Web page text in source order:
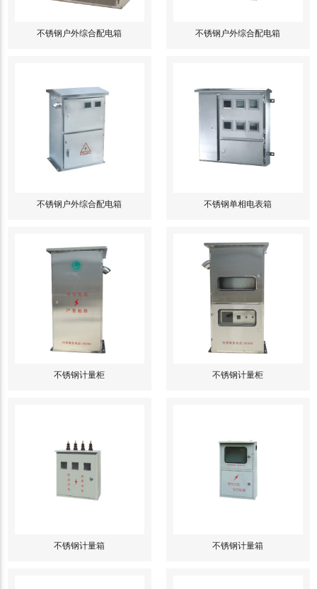
不锈钢户外综合配电箱 不锈钢户外综合配电箱
不锈钢户外综合配电箱 不锈钢单相电表箱
不锈钢计量柜 不锈钢计量柜
不锈钢计量箱 不锈钢计量箱